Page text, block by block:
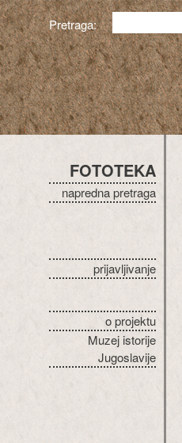
Pretraga:
FOTOTEKA
napredna pretraga
prijavljivanje
o projektu
Muzej istorije
Jugoslavije